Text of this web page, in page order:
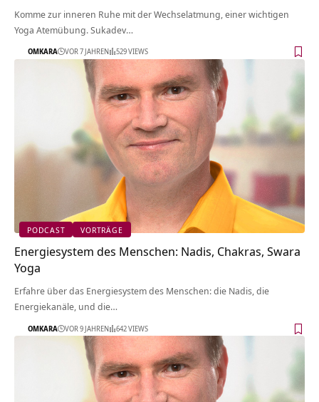
Komme zur inneren Ruhe mit der Wechselatmung, einer wichtigen
Yoga Atemübung. Sukadev…
OMKARA VOR 7 JAHREN 529 VIEWS
PODCAST VORTRÄGE
Energiesystem des Menschen: Nadis, Chakras, Swara
Yoga
Erfahre über das Energiesystem des Menschen: die Nadis, die
Energiekanäle, und die…
OMKARA VOR 9 JAHREN 642 VIEWS